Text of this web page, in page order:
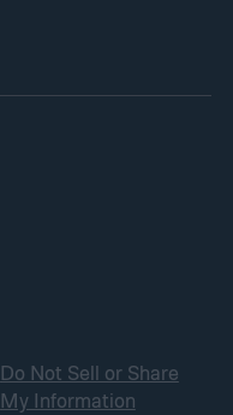
Do Not Sell or Share
My Information